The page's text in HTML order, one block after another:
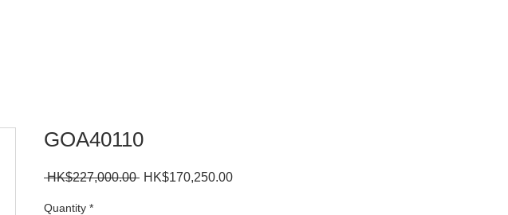
GOA40110
HK$227,000.00 Regular
HK$170,250.00Sale
Quantity *